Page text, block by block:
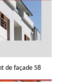
de façade 58